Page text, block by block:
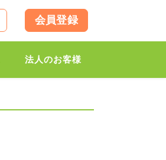
会員登録
法人のお客様